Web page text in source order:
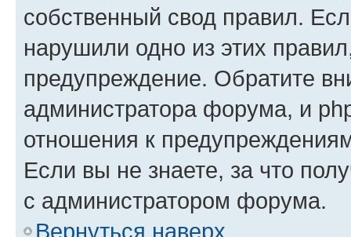
собственный свод правил.
нарушили одно из этих
предупреждение. Обратите
администратора форума, и
отношения к
Если вы не знаете, за что
с администратором форума.
Вернуться наверх